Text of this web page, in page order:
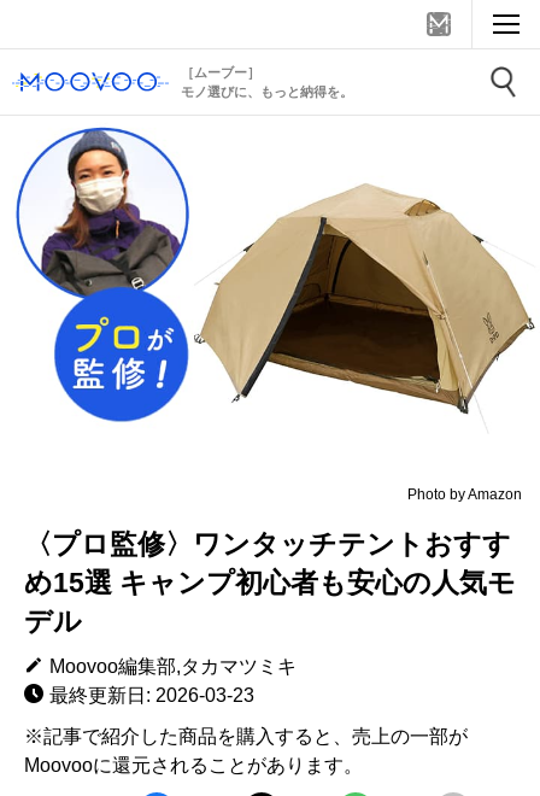
［ムーブー］
モノ選びに、もっと納得を。
Photo by Amazon
〈プロ監修〉ワンタッチテントおすす
め15選 キャンプ初心者も安心の人気モ
デル
Moovoo編集部,タカマツミキ
最終更新日: 2026-03-23
※記事で紹介した商品を購入すると、売上の一部が
Moovooに還元されることがあります。